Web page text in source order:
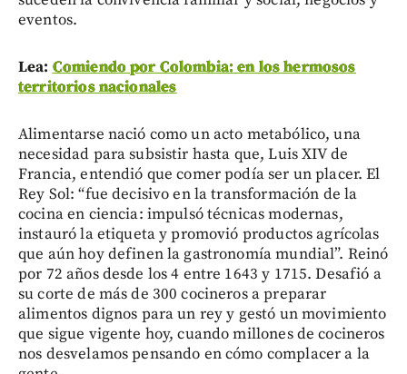
eventos.
Lea: Comiendo por Colombia: en los hermosos
territorios nacionales
Alimentarse nació como un acto metabólico, una
necesidad para subsistir hasta que, Luis XIV de
Francia, entendió que comer podía ser un placer. El
Rey Sol: “fue decisivo en la transformación de la
cocina en ciencia: impulsó técnicas modernas,
instauró la etiqueta y promovió productos agrícolas
que aún hoy definen la gastronomía mundial”. Reinó
por 72 años desde los 4 entre 1643 y 1715. Desafió a
su corte de más de 300 cocineros a preparar
alimentos dignos para un rey y gestó un movimiento
que sigue vigente hoy, cuando millones de cocineros
nos desvelamos pensando en cómo complacer a la